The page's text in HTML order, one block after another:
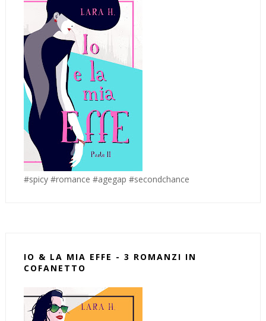
#spicy #romance #agegap #secondchance
IO & LA MIA EFFE - 3 ROMANZI IN
COFANETTO